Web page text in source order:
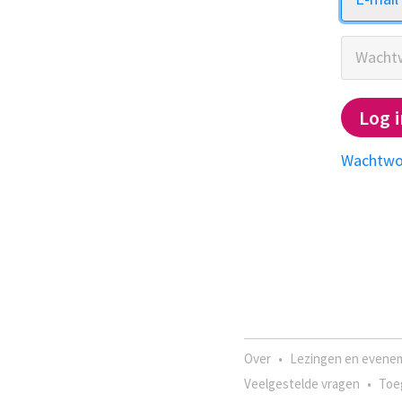
Log
Over • Lezingen en
Veelgestelde vragen •